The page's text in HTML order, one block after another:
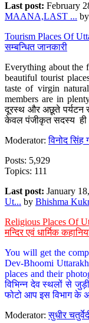
Last post: February
MAANA,LAST ...
Tourism Places Of
सम्बन्धित जानकारी
Everything about the
beautiful tourist
taste of virgin
members are in
दूरस्थ और अछूते पर्यटन
केवल पंजीकृत सदस्य ही
Moderator:विनोद सिंह
Posts: 5,929
Topics: 111
Last post: January
Ut... by Bhishma
Religious Places Of
मन्दिर एवं धार्मिक
You will get the
Dev-Bhoomi
places and their
विभिन्न देव स्थलों से
फोटो आप इस विभाग के
Moderator:सुधीर